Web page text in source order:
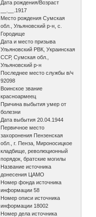
Дата рождения/Возраст
__.__.1917
Место рождения Сумская
обл., Ульяновский р-н, с.
Городище
Дата и место призыва
Ульяновский РВК, Украинская
ССР, Сумская обл.,
Ульяновский р-н
Последнее место службы в/ч
92098
Воинское звание
красноармеец
Причина выбытия умер от
болезни
Дата выбытия 20.04.1944
Первичное место
захоронения Пензенская
обл., г. Пенза, Мироносицкое
кладбище, революционный
порядок, братские могилы
Название источника
донесения ЦАМО
Номер фонда источника
информации 58
Номер описи источника
информации 18002
Номер дела источника